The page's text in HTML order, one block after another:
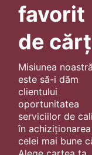
favorit
de
Misiunea noastră
este să-i dăm
clientului
oportunitatea
serviciilor de
în achiziționarea
celei mai bune